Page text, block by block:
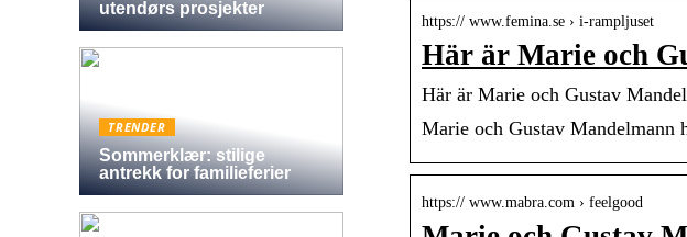
https:// www.femina.se › i-rampljuset
Här är Marie och
Här är Marie och Gustav
Marie och Gustav Mandelmann
https:// www.mabra.com › feelgood
utendørs prosjekter
TRENDER
Sommerklær: stilige
antrekk for familieferier